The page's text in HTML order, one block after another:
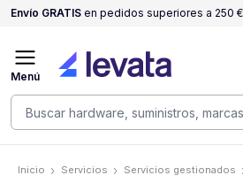
Envío GRATIS en pedidos superiores a 250 €
Menú
Inicio Servicios Servicios gestionados